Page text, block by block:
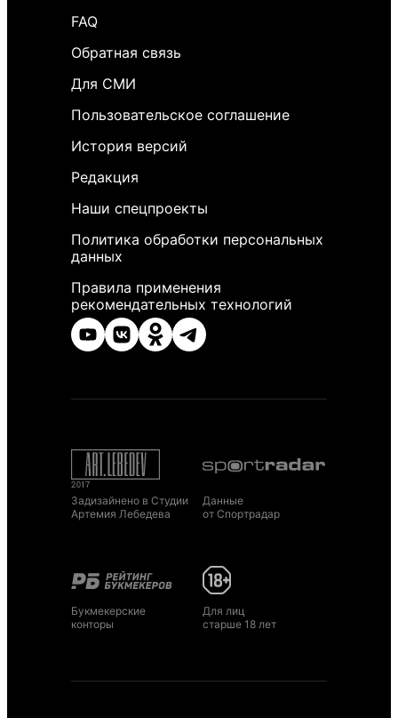
FAQ
Обратная связь
Для СМИ
Пользовательское соглашение
История версий
Редакция
Наши спецпроекты
Политика обработки персональных
данных
Правила применения
рекомендательных технологий
Задизайнено в Студии
Артемия Лебедева
Данные
от Спортрадар
Букмекерские
конторы
Для лиц
старше 18 лет